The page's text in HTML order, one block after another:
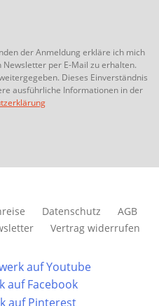
der Anmeldung erkläre ich mich
per E-Mail zu erhalten.
Dieses Einverständnis
ausführliche Informationen in der
Datenschutz
AGB
Vertrag widerrufen